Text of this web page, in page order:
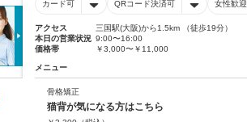
カード可 QRコード決済可 女性歓迎
アクセス
三国駅(大阪)から1.5km （徒歩19分）
本日の営業状況 9:00〜16:00
価格帯
￥3,000〜￥11,000
メニュー
骨格矯正
猫背が気になる方はこちら